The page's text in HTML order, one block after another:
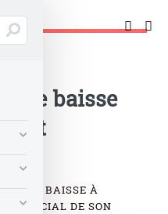
baisse
BAISSE À
FACIAL DE SON